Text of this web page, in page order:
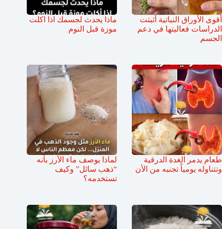
أقوى الأوراق النباتية أثبتت
الدراسات فعاليتها في دعم
الجسم
ماذا يحدث لجسمك اذا اكلت
موزة قبل النوم
طعام يدمر الغدة الدرقية
وتتناوله يومياً تجنبه من الأن
لماذا يوصف ماء الأرز بأنه
“ذهب سائل” وكيف
تستخدمه؟